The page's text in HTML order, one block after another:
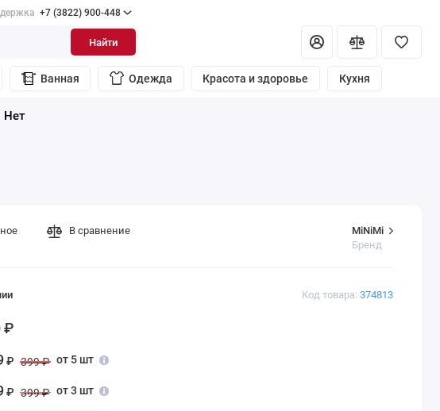
+7 (3822) 900-448
Найти
Ванная Одежда Красота и здоровье Кухня
Код товара: 374813
MiNiMi
Бренд
₽
₽ 399 ₽ от 5 шт
₽ 399 ₽ от 3 шт
В сравнение